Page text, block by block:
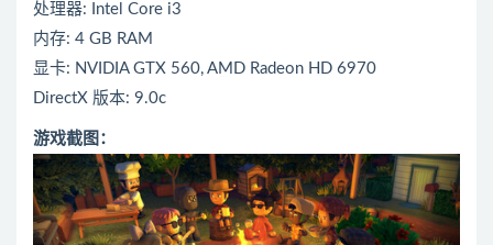
处理器: Intel Core i3
内存: 4 GB RAM
显卡: NVIDIA GTX 560, AMD Radeon HD 6970
DirectX 版本: 9.0c
游戏截图：